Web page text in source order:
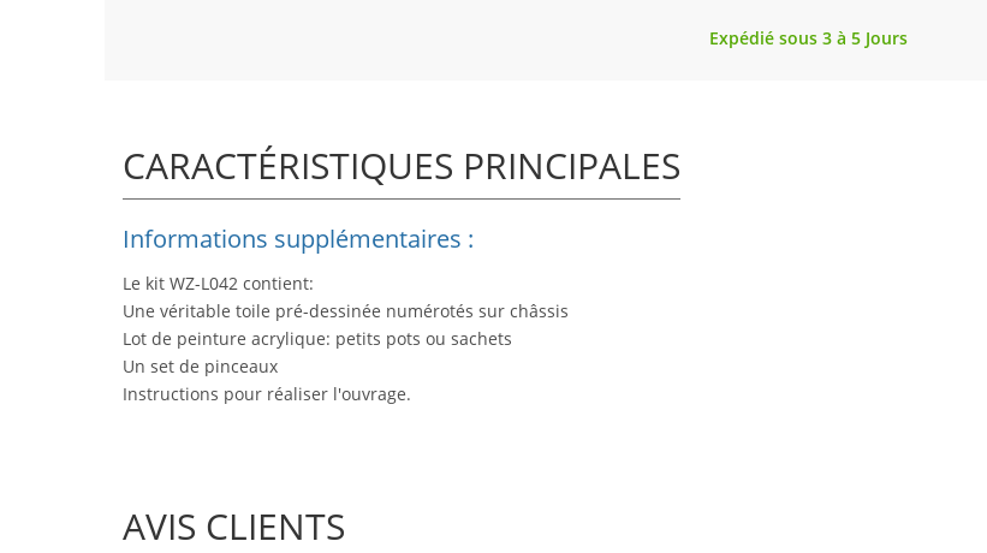
Expédié sous 3 à 5 Jours
CARACTÉRISTIQUES PRINCIPALES
Informations supplémentaires :
Le kit WZ-L042 contient:
Une véritable toile pré-dessinée numérotés sur châssis
Lot de peinture acrylique: petits pots ou sachets
Un set de pinceaux
Instructions pour réaliser l'ouvrage.
AVIS CLIENTS